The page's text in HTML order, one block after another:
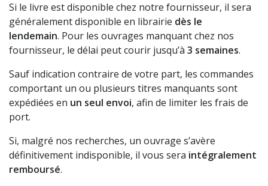
Si le livre est disponible chez notre fournisseur, il sera
généralement disponible en librairie dès le
lendemain. Pour les ouvrages manquant chez nos
fournisseur, le délai peut courir jusqu’à 3 semaines.
Sauf indication contraire de votre part, les commandes
comportant un ou plusieurs titres manquants sont
expédiées en un seul envoi, afin de limiter les frais de
port.
Si, malgré nos recherches, un ouvrage s’avère
définitivement indisponible, il vous sera intégralement
remboursé.